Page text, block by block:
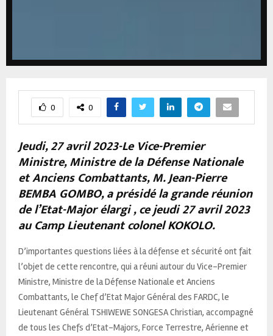
0 0
Jeudi, 27 avril 2023-Le Vice-Premier
Ministre, Ministre de la Défense Nationale
et Anciens Combattants, M. Jean-Pierre
BEMBA GOMBO, a présidé la grande réunion
de l’Etat-Major élargi , ce jeudi 27 avril 2023
au Camp Lieutenant colonel KOKOLO.
D’importantes questions liées à la défense et sécurité ont fait
l’objet de cette rencontre, qui a réuni autour du Vice-Premier
Ministre, Ministre de la Défense Nationale et Anciens
Combattants, le Chef d’Etat Major Général des FARDC, le
Lieutenant Général TSHIWEWE SONGESA Christian, accompagné
de tous les Chefs d’Etat-Majors, Force Terrestre, Aérienne et